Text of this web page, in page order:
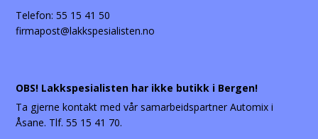
Telefon:55 15 41 50
firmapost@lakkspesialisten.no
OBS! Lakkspesialisten har ikke butikk i Bergen!
Ta gjerne kontakt med vår samarbeidspartner Automix i
Åsane. Tlf. 55 15 41 70.